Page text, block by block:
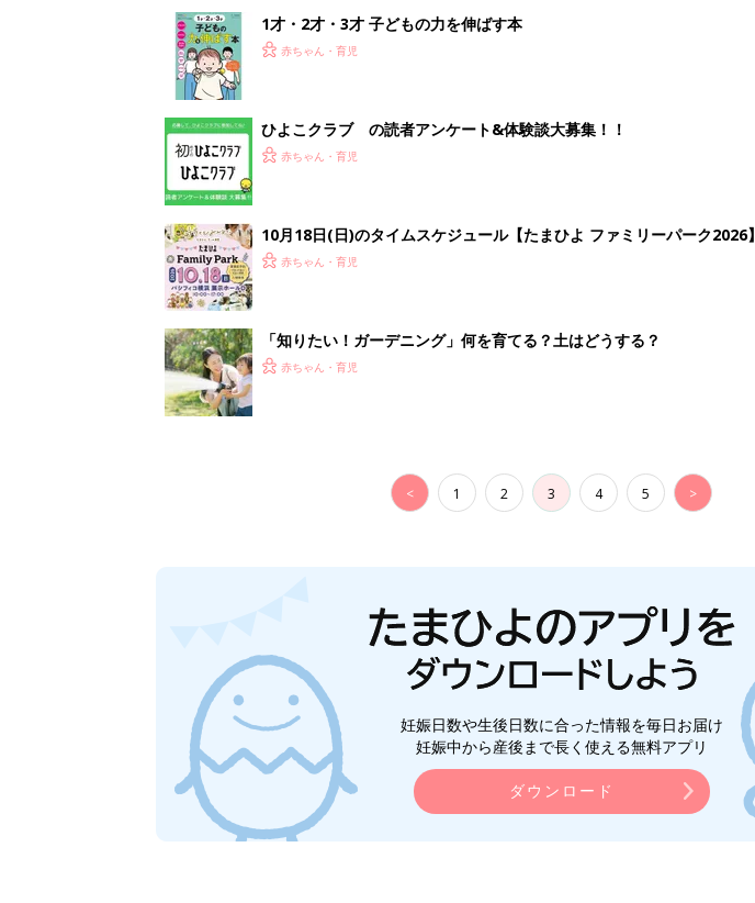
1才・2才・3才 子どもの力を伸ばす本
赤ちゃん・育児
ひよこクラブ の読者アンケート&体験談大募集！！
赤ちゃん・育児
10月18日(日)のタイムスケジュール【たまひよ ファミリーパーク2026】
赤ちゃん・育児
「知りたい！ガーデニング」何を育てる？土はどうする？
赤ちゃん・育児
< 1 2 3 4 5 >
妊娠日数や生後日数に合った情報を毎日お届け
妊娠中から産後まで長く使える無料アプリ
ダウンロード